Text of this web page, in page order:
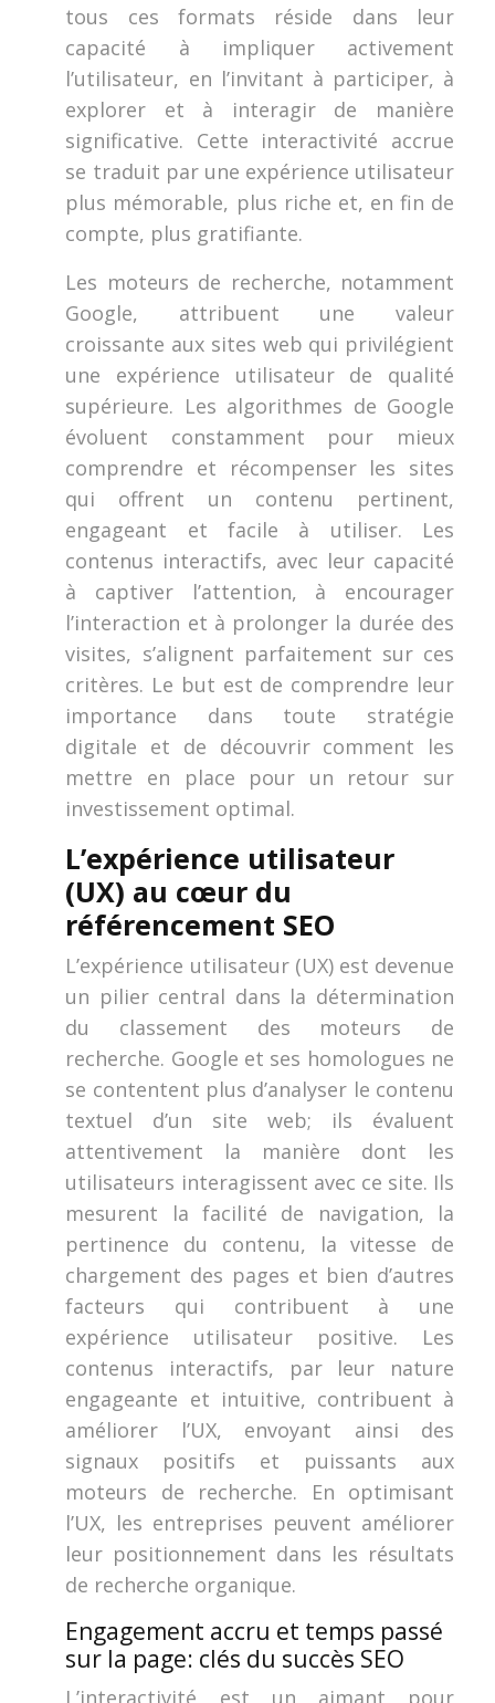
tous ces formats réside dans leur
capacité à impliquer activement
l’utilisateur, en l’invitant à participer, à
explorer et à interagir de manière
significative. Cette interactivité accrue
se traduit par une expérience utilisateur
plus mémorable, plus riche et, en fin de
compte, plus gratifiante.
Les moteurs de recherche, notamment
Google, attribuent une valeur
croissante aux sites web qui privilégient
une expérience utilisateur de qualité
supérieure. Les algorithmes de Google
évoluent constamment pour mieux
comprendre et récompenser les sites
qui offrent un contenu pertinent,
engageant et facile à utiliser. Les
contenus interactifs, avec leur capacité
à captiver l’attention, à encourager
l’interaction et à prolonger la durée des
visites, s’alignent parfaitement sur ces
critères. Le but est de comprendre leur
importance dans toute stratégie
digitale et de découvrir comment les
mettre en place pour un retour sur
investissement optimal.
L’expérience utilisateur
(UX) au cœur du
référencement SEO
L’expérience utilisateur (UX) est devenue
un pilier central dans la détermination
du classement des moteurs de
recherche. Google et ses homologues ne
se contentent plus d’analyser le contenu
textuel d’un site web; ils évaluent
attentivement la manière dont les
utilisateurs interagissent avec ce site. Ils
mesurent la facilité de navigation, la
pertinence du contenu, la vitesse de
chargement des pages et bien d’autres
facteurs qui contribuent à une
expérience utilisateur positive. Les
contenus interactifs, par leur nature
engageante et intuitive, contribuent à
améliorer l’UX, envoyant ainsi des
signaux positifs et puissants aux
moteurs de recherche. En optimisant
l’UX, les entreprises peuvent améliorer
leur positionnement dans les résultats
de recherche organique.
Engagement accru et temps passé
sur la page: clés du succès SEO
L’interactivité est un aimant pour